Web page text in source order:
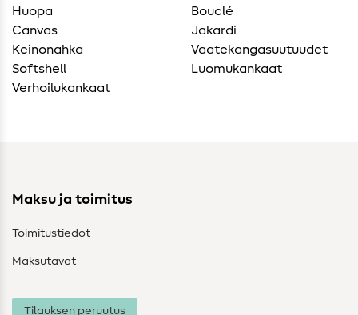
Huopa
Canvas
Keinonahka
Softshell
Verhoilukankaat
Bouclé
Jakardi
Vaatekangasuutuudet
Luomukankaat
Maksu ja toimitus
Toimitustiedot
Maksutavat
Tilauksen peruutus